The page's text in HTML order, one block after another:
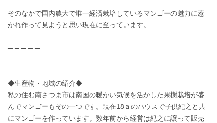
そのなかで国内農大で唯一経済栽培しているマンゴーの魅力に惹
かれ作って見ようと思い現在に至っています。
─ ─ ─ ─ ─
◆生産物・地域の紹介◆
私の住む南さつま市は南国の暖かい気候を活かした果樹栽培が盛
んでマンゴーもその一つです。現在18ａのハウスで子供紀之と共
にマンゴーを作っています。数年前から経営は紀之に譲って販売